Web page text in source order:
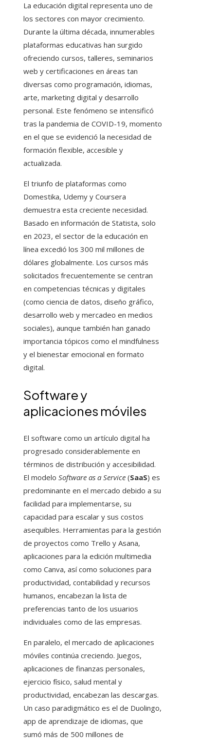
La educación digital representa uno de
los sectores con mayor crecimiento.
Durante la última década, innumerables
plataformas educativas han surgido
ofreciendo cursos, talleres, seminarios
web y certificaciones en áreas tan
diversas como programación, idiomas,
arte, marketing digital y desarrollo
personal. Este fenómeno se intensificó
tras la pandemia de COVID-19, momento
en el que se evidenció la necesidad de
formación flexible, accesible y
actualizada.
El triunfo de plataformas como
Domestika, Udemy y Coursera
demuestra esta creciente necesidad.
Basado en información de Statista, solo
en 2023, el sector de la educación en
línea excedió los 300 mil millones de
dólares globalmente. Los cursos más
solicitados frecuentemente se centran
en competencias técnicas y digitales
(como ciencia de datos, diseño gráfico,
desarrollo web y mercadeo en medios
sociales), aunque también han ganado
importancia tópicos como el mindfulness
y el bienestar emocional en formato
digital.
Software y
aplicaciones móviles
El software como un artículo digital ha
progresado considerablemente en
términos de distribución y accesibilidad.
El modelo Software as a Service (SaaS) es
predominante en el mercado debido a su
facilidad para implementarse, su
capacidad para escalar y sus costos
asequibles. Herramientas para la gestión
de proyectos como Trello y Asana,
aplicaciones para la edición multimedia
como Canva, así como soluciones para
productividad, contabilidad y recursos
humanos, encabezan la lista de
preferencias tanto de los usuarios
individuales como de las empresas.
En paralelo, el mercado de aplicaciones
móviles continúa creciendo. Juegos,
aplicaciones de finanzas personales,
ejercicio físico, salud mental y
productividad, encabezan las descargas.
Un caso paradigmático es el de Duolingo,
app de aprendizaje de idiomas, que
sumó más de 500 millones de